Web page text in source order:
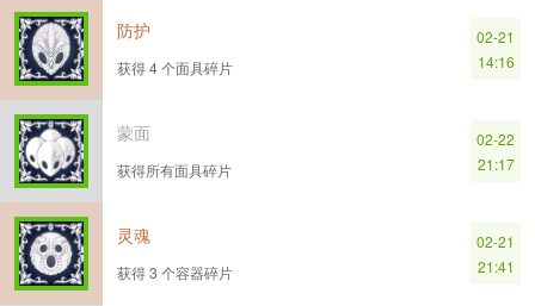
防护
获得 4 个面具碎片
02-21
14:16
蒙面
获得所有面具碎片
02-22
21:17
灵魂
获得 3 个容器碎片
02-21
21:41